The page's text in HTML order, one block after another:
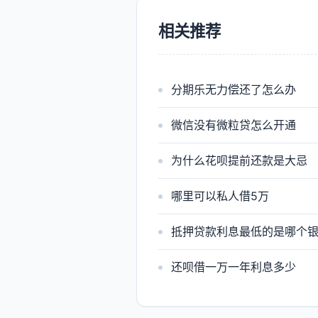
相关推荐
分期乐无力偿还了怎么办
微信没有微粒贷怎么开通
为什么花呗提前还款是大忌
哪里可以私人借5万
抵押贷款利息最低的是哪个
还呗借一万一年利息多少